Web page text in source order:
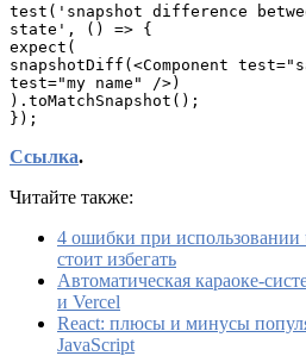
test('snapshot difference
state', () => {
expect(
snapshotDiff(<Component
test="my name" />)
).toMatchSnapshot();
});
Ссылка.
Читайте также:
4 ошибки при использовании
стоит избегать
Автоматическая караоке-
и Vercel
React: плюсы и минусы
JavaScript